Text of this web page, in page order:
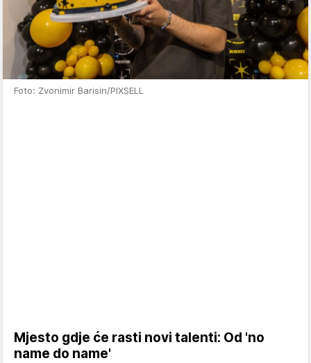
Foto: Zvonimir Barisin/PIXSELL
Mjesto gdje će rasti novi talenti: Od 'no
name do name'